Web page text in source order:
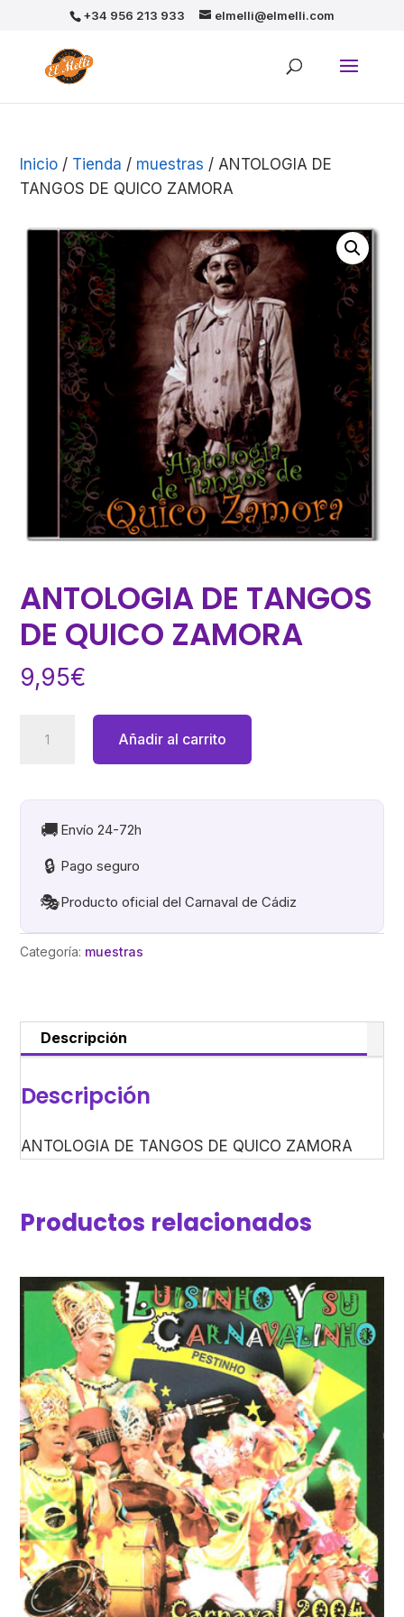
+34 956 213 933 elmelli@elmelli.com
Inicio / Tienda / muestras / ANTOLOGIA DE
TANGOS DE QUICO ZAMORA
ANTOLOGIA DE TANGOS
DE QUICO ZAMORA
9,95€
DE
QUICO
cantidad
Añadir al carrito
🚚 Envío 24-72h
🔒 Pago seguro
🎭Producto oficial del Carnaval de Cádiz
Categoría: muestras
Descripción
Descripción
ANTOLOGIA DE TANGOS DE QUICO ZAMORA
Productos relacionados